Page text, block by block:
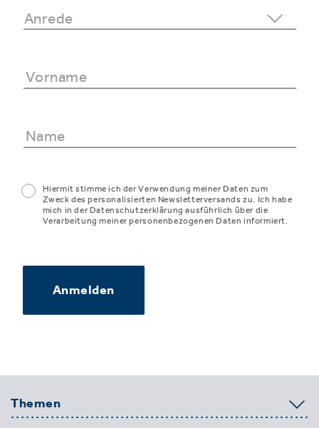
Hiermit stimme ich der Verwendung meiner Daten zum
Zweck des personalisierten Newsletterversands zu. Ich habe
mich in der Datenschutzerklärung ausführlich über die
Verarbeitung meiner personenbezogenen Daten informiert.
Anmelden
Themen